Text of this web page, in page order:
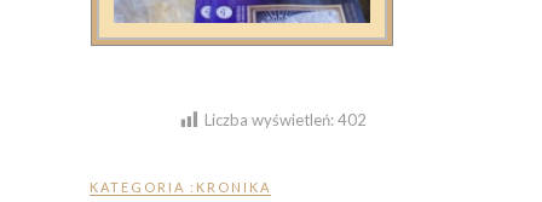
Liczba wyświetleń: 402
KATEGORIA : KRONIKA